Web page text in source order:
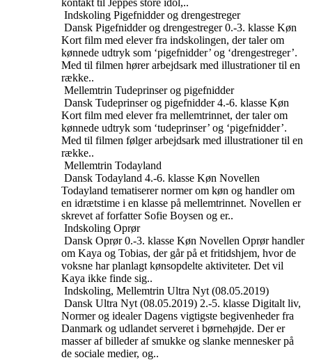
kontakt til Jeppes store idol,..
Indskoling Pigefnidder og drengestreger
Dansk Pigefnidder og drengestreger 0.-3. klasse Køn
Kort film med elever fra indskolingen, der taler om
kønnede udtryk som ‘pigefnidder’ og ‘drengestreger’.
Med til filmen hører arbejdsark med illustrationer til en
række..
Mellemtrin Tudeprinser og pigefnidder
Dansk Tudeprinser og pigefnidder 4.-6. klasse Køn
Kort film med elever fra mellemtrinnet, der taler om
kønnede udtryk som ‘tudeprinser’ og ‘pigefnidder’.
Med til filmen følger arbejdsark med illustrationer til en
række..
Mellemtrin Todayland
Dansk Todayland 4.-6. klasse Køn Novellen
Todayland tematiserer normer om køn og handler om
en idrætstime i en klasse på mellemtrinnet. Novellen er
skrevet af forfatter Sofie Boysen og er..
Indskoling Oprør
Dansk Oprør 0.-3. klasse Køn Novellen Oprør handler
om Kaya og Tobias, der går på et fritidshjem, hvor de
voksne har planlagt kønsopdelte aktiviteter. Det vil
Kaya ikke finde sig..
Indskoling, Mellemtrin Ultra Nyt (08.05.2019)
Dansk Ultra Nyt (08.05.2019) 2.-5. klasse Digitalt liv,
Normer og idealer Dagens vigtigste begivenheder fra
Danmark og udlandet serveret i børnehøjde. Der er
masser af billeder af smukke og slanke mennesker på
de sociale medier, og..